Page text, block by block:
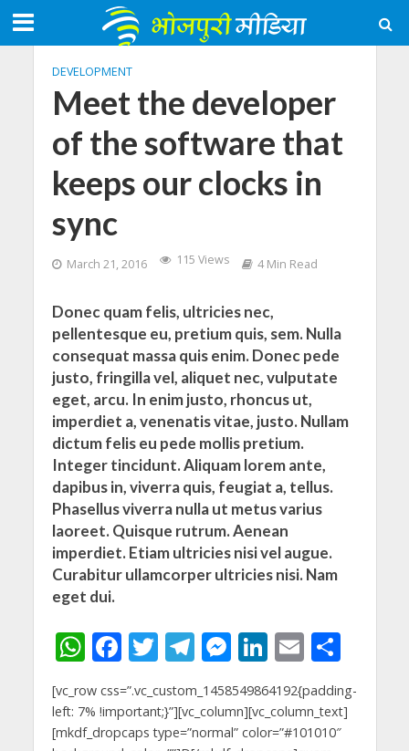
DEVELOPMENT
Meet the developer
of the software that
keeps our clocks in
sync
March 21, 2016 115 Views 4 Min Read
Donec quam felis, ultricies nec,
pellentesque eu, pretium quis, sem. Nulla
consequat massa quis enim. Donec pede
justo, fringilla vel, aliquet nec, vulputate
eget, arcu. In enim justo, rhoncus ut,
imperdiet a, venenatis vitae, justo. Nullam
dictum felis eu pede mollis pretium.
Integer tincidunt. Aliquam lorem ante,
dapibus in, viverra quis, feugiat a, tellus.
Phasellus viverra nulla ut metus varius
laoreet. Quisque rutrum. Aenean
imperdiet. Etiam ultricies nisi vel augue.
Curabitur ullamcorper ultricies nisi. Nam
eget dui.
W
at
s
F
ac
e
b
T
w
itt
er
T
el
e
gr
M
e
ss
e
Li
n
k
e
E
m
ai
l
S
ar
e
[vc_row css=”.vc_custom_1458549864192{padding-
left: 7% !important;}”][vc_column][vc_column_text]
[mkdf_dropcaps type=”normal” color=”#101010″